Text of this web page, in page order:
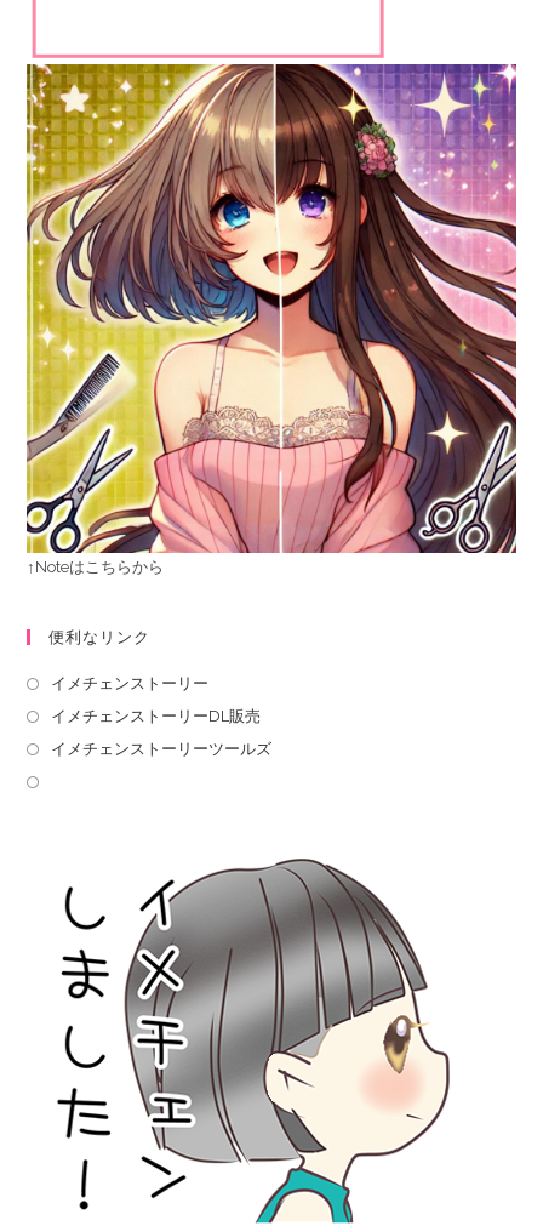
↑Noteはこちらから
便利なリンク
イメチェンストーリー
イメチェンストーリーDL販売
イメチェンストーリーツールズ